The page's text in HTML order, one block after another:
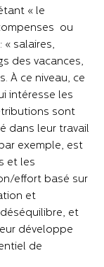
« le
ou
» : salaires,
des vacances,
À ce niveau, ce
intéresse les
sont
dans leur travail
exemple, est
et les
effort basé sur
et
déséquilibre, et
développe
de